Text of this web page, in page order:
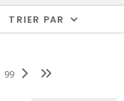
TRIER PAR
99